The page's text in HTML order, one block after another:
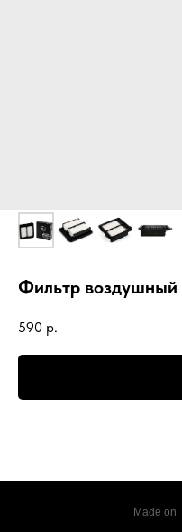
Фильтр воздушный
590 р.
Made on